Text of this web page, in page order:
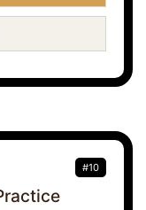
#10